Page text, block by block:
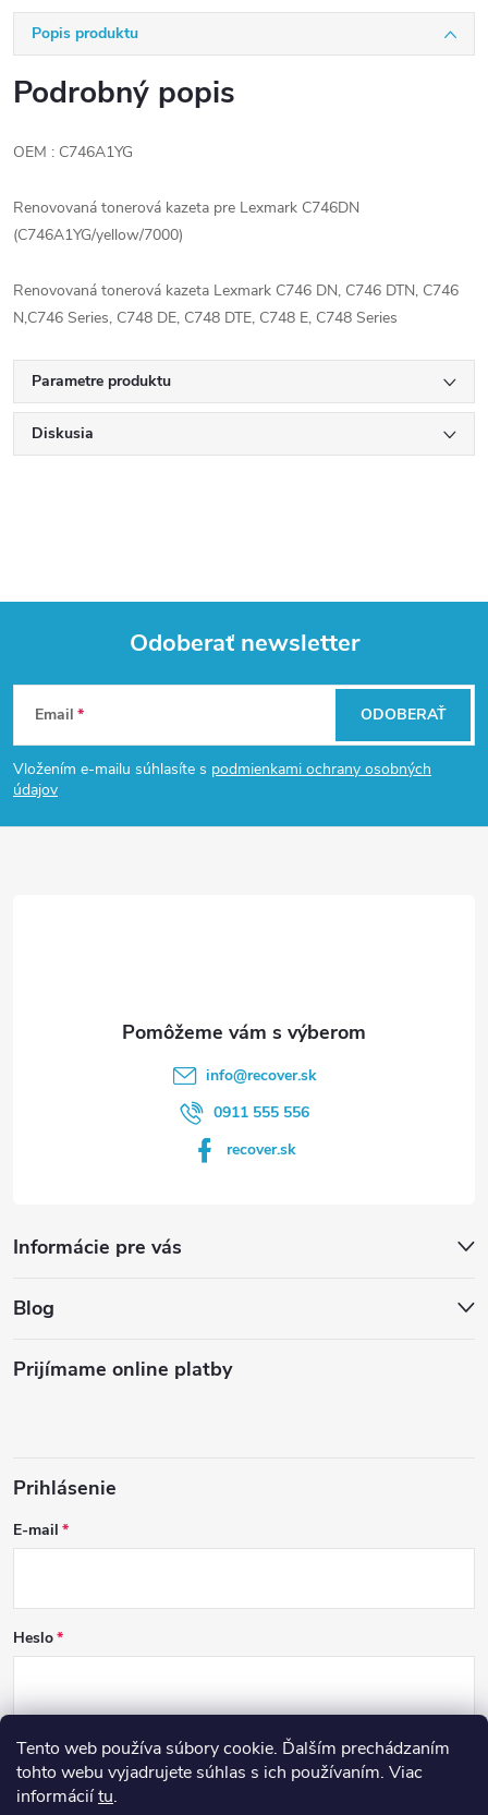
Tento web používa súbory cookie. Ďalším prechádzaním
tohto webu vyjadrujete súhlas s ich používaním. Viac
informáciítu.
Popis produktu
Podrobný popis
OEM : C746A1YG
Renovovaná tonerová kazeta pre Lexmark C746DN
(C746A1YG/yellow/7000)
Renovovaná tonerová kazeta Lexmark C746 DN, C746 DTN, C746
N,C746 Series, C748 DE, C748 DTE, C748 E, C748 Series
Parametre produktu
Diskusia
Z
á
p
Odoberať newsletter
Email
Vložením e-mailu súhlasíte s podmienkami ochrany osobných
údajov
ODOBERAŤ
info@recover.sk
0911 555 556
recover.sk
Informácie pre vás
Blog
Prijímame online platby
Prihlásenie
E-mail
Heslo
PRIHLÁSIŤ SA